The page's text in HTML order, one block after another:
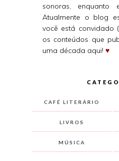
sonoras, enquanto
Atualmente o blog
você está convidado
os conteúdos que
uma década aqui! ♥
CAFÉ LITERÁRIO
LIVROS
MÚSICA